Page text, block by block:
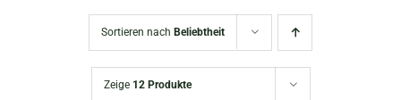
Sortieren nach Beliebtheit
Zeige 12 Produkte